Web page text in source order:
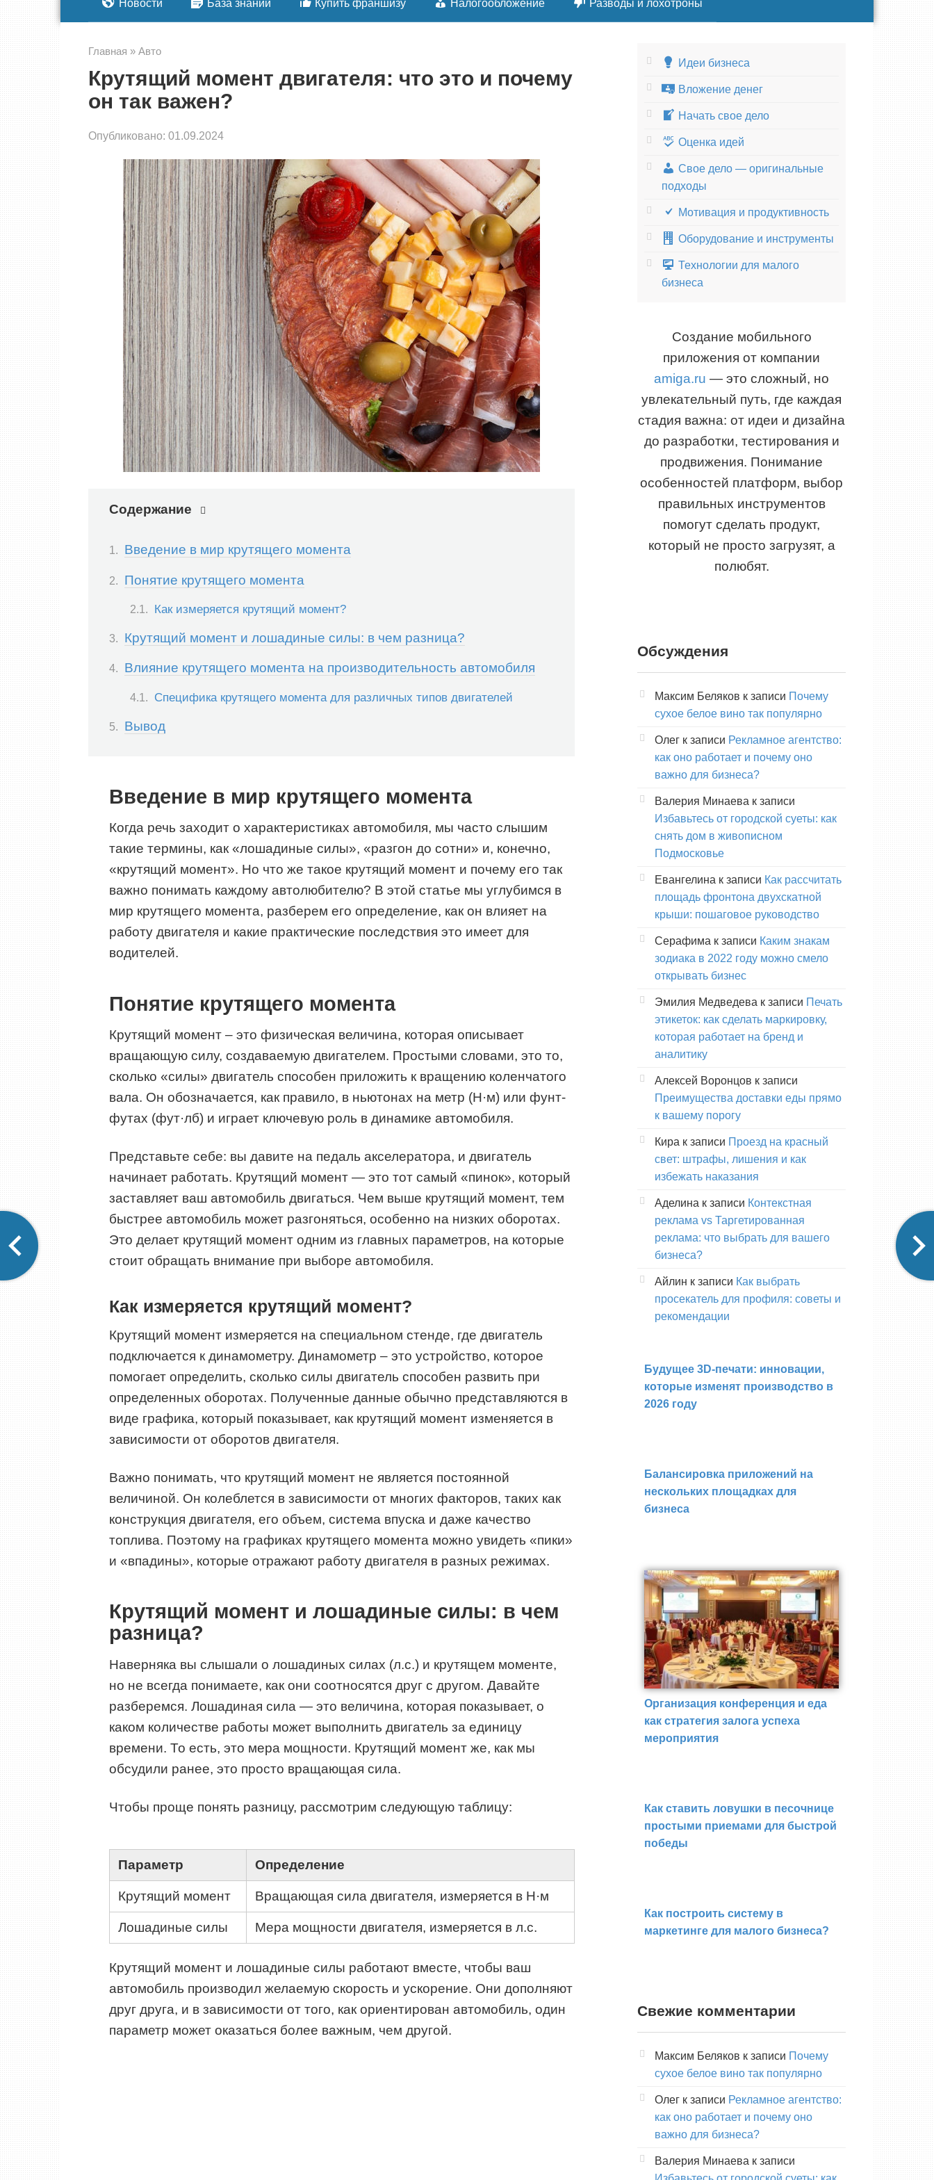
Новости База знаний Купить франшизу Налогообложение Разводы и лохотроны
Главная » Авто
Крутящий момент двигателя: что это и почему
он так важен?
Опубликовано: 01.09.2024
Содержание
Введение в мир крутящего момента
Понятие крутящего момента
Как измеряется крутящий момент?
Крутящий момент и лошадиные силы: в чем разница?
Влияние крутящего момента на производительность автомобиля
Специфика крутящего момента для различных типов двигателей
Вывод
Введение в мир крутящего момента
Когда речь заходит о характеристиках автомобиля, мы часто слышим
такие термины, как «лошадиные силы», «разгон до сотни» и, конечно,
«крутящий момент». Но что же такое крутящий момент и почему его так
важно понимать каждому автолюбителю? В этой статье мы углубимся в
мир крутящего момента, разберем его определение, как он влияет на
работу двигателя и какие практические последствия это имеет для
водителей.
Понятие крутящего момента
Крутящий момент – это физическая величина, которая описывает
вращающую силу, создаваемую двигателем. Простыми словами, это то,
сколько «силы» двигатель способен приложить к вращению коленчатого
вала. Он обозначается, как правило, в ньютонах на метр (Н·м) или фунт-
футах (фут·лб) и играет ключевую роль в динамике автомобиля.
Представьте себе: вы давите на педаль акселератора, и двигатель
начинает работать. Крутящий момент — это тот самый «пинок», который
заставляет ваш автомобиль двигаться. Чем выше крутящий момент, тем
быстрее автомобиль может разгоняться, особенно на низких оборотах.
Это делает крутящий момент одним из главных параметров, на которые
стоит обращать внимание при выборе автомобиля.
Как измеряется крутящий момент?
Крутящий момент измеряется на специальном стенде, где двигатель
подключается к динамометру. Динамометр – это устройство, которое
помогает определить, сколько силы двигатель способен развить при
определенных оборотах. Полученные данные обычно представляются в
виде графика, который показывает, как крутящий момент изменяется в
зависимости от оборотов двигателя.
Важно понимать, что крутящий момент не является постоянной
величиной. Он колеблется в зависимости от многих факторов, таких как
конструкция двигателя, его объем, система впуска и даже качество
топлива. Поэтому на графиках крутящего момента можно увидеть «пики»
и «впадины», которые отражают работу двигателя в разных режимах.
Крутящий момент и лошадиные силы: в чем
разница?
Наверняка вы слышали о лошадиных силах (л.с.) и крутящем моменте,
но не всегда понимаете, как они соотносятся друг с другом. Давайте
разберемся. Лошадиная сила — это величина, которая показывает, о
каком количестве работы может выполнить двигатель за единицу
времени. То есть, это мера мощности. Крутящий момент же, как мы
обсудили ранее, это просто вращающая сила.
Чтобы проще понять разницу, рассмотрим следующую таблицу:
Параметр Определение
Крутящий момент Вращающая сила двигателя, измеряется в Н·м
Лошадиные силы Мера мощности двигателя, измеряется в л.с.
Крутящий момент и лошадиные силы работают вместе, чтобы ваш
автомобиль производил желаемую скорость и ускорение. Они дополняют
друг друга, и в зависимости от того, как ориентирован автомобиль, один
параметр может оказаться более важным, чем другой.
Идеи бизнеса
Вложение денег
Начать свое дело
Оценка идей
Свое дело — оригинальные
подходы
Мотивация и продуктивность
Оборудование и инструменты
Технологии для малого
бизнеса
Создание мобильного
приложения от компании
amiga.ru — это сложный, но
увлекательный путь, где каждая
стадия важна: от идеи и дизайна
до разработки, тестирования и
продвижения. Понимание
особенностей платформ, выбор
правильных инструментов
помогут сделать продукт,
который не просто загрузят, а
полюбят.
Обсуждения
Максим Беляков к записи Почему
сухое белое вино так популярно
Олег к записи Рекламное агентство:
как оно работает и почему оно
важно для бизнеса?
Валерия Минаева к записи
Избавьтесь от городской суеты: как
снять дом в живописном
Подмосковье
Евангелина к записи Как рассчитать
площадь фронтона двухскатной
крыши: пошаговое руководство
Серафима к записи Каким знакам
зодиака в 2022 году можно смело
открывать бизнес
Эмилия Медведева к записи Печать
этикеток: как сделать маркировку,
которая работает на бренд и
аналитику
Алексей Воронцов к записи
Преимущества доставки еды прямо
к вашему порогу
Кира к записи Проезд на красный
свет: штрафы, лишения и как
избежать наказания
Аделина к записи Контекстная
реклама vs Таргетированная
реклама: что выбрать для вашего
бизнеса?
Айлин к записи Как выбрать
просекатель для профиля: советы и
рекомендации
Будущее 3D-печати: инновации,
которые изменят производство в
2026 году
Балансировка приложений на
нескольких площадках для
бизнеса
Организация конференция и еда
как стратегия залога успеха
мероприятия
Как ставить ловушки в песочнице
простыми приемами для быстрой
победы
Как построить систему в
маркетинге для малого бизнеса?
Свежие комментарии
Максим Беляков к записи Почему
сухое белое вино так популярно
Олег к записи Рекламное агентство:
как оно работает и почему оно
важно для бизнеса?
Валерия Минаева к записи